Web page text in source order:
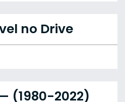
no Drive
(1980-2022)